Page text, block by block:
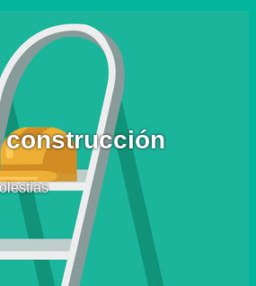
construcción